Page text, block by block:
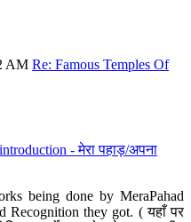
AM Re: Famous Temples Of
- मेरा पहाड़/अपना
being done by MeraPahad
Recognition they got. ( यहाँ पर